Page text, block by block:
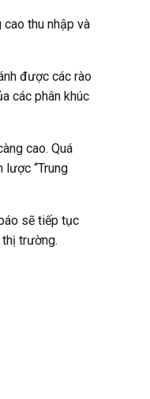
thu nhập và
được các rào
các phân khúc
cao. Quá
lược “Trung
sẽ tiếp tục
trường.